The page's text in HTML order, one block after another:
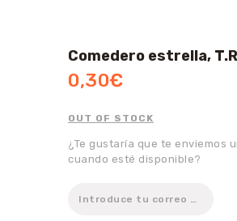
Comedero estrella,
0,30€
OUT OF STOCK
¿Te gustaría que te enviemos
cuando esté disponible?